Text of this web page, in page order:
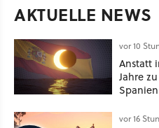
AKTUELLE NEWS
vor 10
Anstatt
Jahre
vor 16